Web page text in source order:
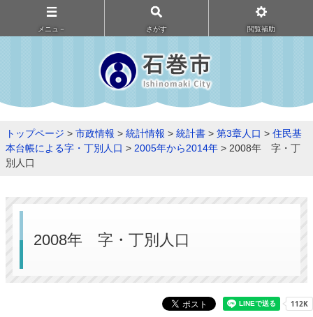
メニュ－ さがす 閲覧補助
トップページ > 市政情報 > 統計情報 > 統計書 > 第3章人口 > 住民基
本台帳による字・丁別人口 > 2005年から2014年 > 2008年 字・丁
別人口
2008年 字・丁別人口